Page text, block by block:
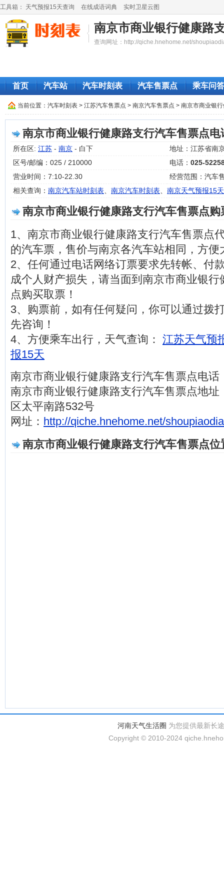
工具箱： 天气预报15天查询 在线成语词典 实时卫星云图
南京市商业银行健康路
查询网址：http://qiche.hnehome.net/
首页 汽车站 汽车时刻表 汽车售票点 乘车问答
当前位置： 汽车时刻表 > 江苏汽车售票点 > 南京汽车售票点 > 南京市商业银
南京市商业银行健康路支行汽车售票点
所在区: 江苏 - 南京 - 白下
地址：江苏省南
区号/邮编：025 / 210000
电话： 025-
营业时间：7:10-22.30
经营范围：汽车
相关查询： 南京汽车站时刻表 南京汽车时刻表 南京天气预报15天
南京市商业银行健康路支行汽车售票点购
1、南京市商业银行健康路支行汽车售票点
的汽车票，售价与南京各汽车站相同，方便
2、任何通过电话网络订票要求先转帐、付
成个人财产损失，请当面到南京市商业银
点购买取票！
3、购票前，如有任何疑问，你可以通过拨
先咨询！
4、方便乘车出行，天气查询： 江苏天气预
报15天
南京市商业银行健康路支行汽车售票点电话
南京市商业银行健康路支行汽车售票点地址
区太平南路532号
网址： http://qiche.hnehome.net/
南京市商业银行健康路支行汽车售票点位
河南天气生活圈 为您提供最新长
Copyright © 2010-2024